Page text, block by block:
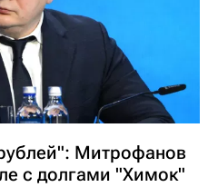
Митрофанов
с долгами "Химок"